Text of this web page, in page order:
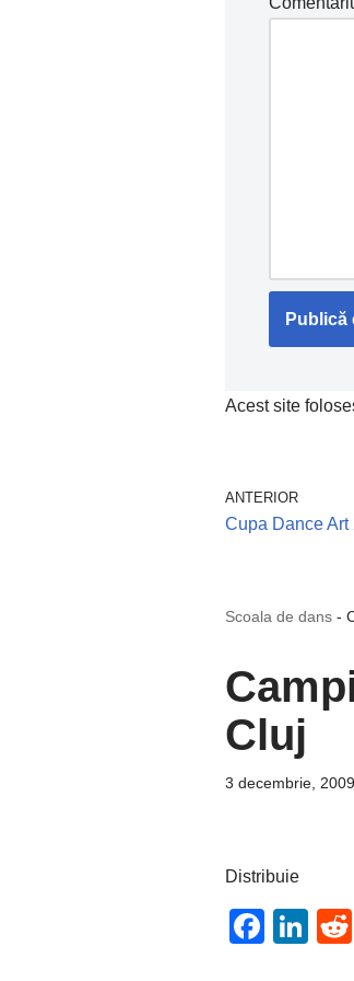
Acest site
ANTERIOR
Cupa Dance Art
Scoala de dans -
Cluj
3 decembrie, 2009
Distribuie
F
Li